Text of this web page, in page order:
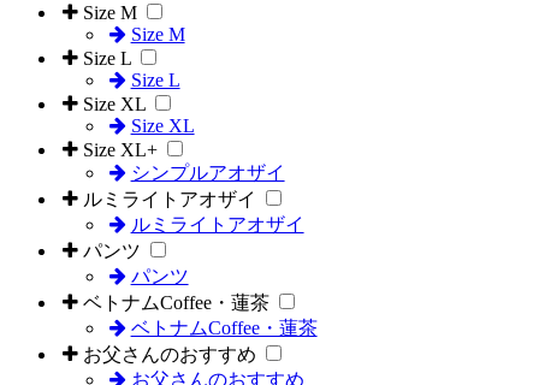
Size M
Size M
Size L
Size L
Size XL
Size XL
Size XL+
シンプルアオザイ
ルミライトアオザイ
ルミライトアオザイ
パンツ
パンツ
ベトナムCoffee・蓮茶
ベトナムCoffee・蓮茶
お父さんのおすすめ
お父さんのおすすめ